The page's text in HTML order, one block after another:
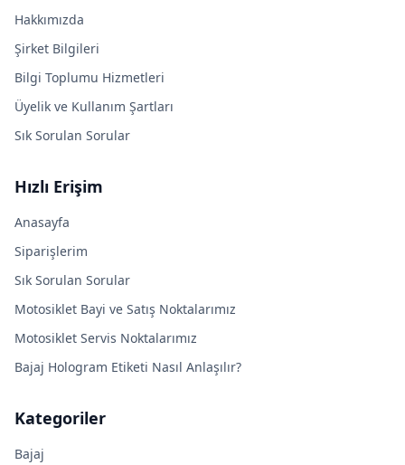
Hakkımızda
Şirket Bilgileri
Bilgi Toplumu Hizmetleri
Üyelik ve Kullanım Şartları
Sık Sorulan Sorular
Hızlı Erişim
Anasayfa
Siparişlerim
Sık Sorulan Sorular
Motosiklet Bayi ve Satış Noktalarımız
Motosiklet Servis Noktalarımız
Bajaj Hologram Etiketi Nasıl Anlaşılır?
Kategoriler
Bajaj